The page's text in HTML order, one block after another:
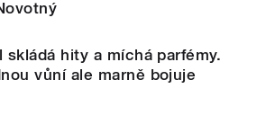
skládá hity a míchá parfémy.
vůní ale marně bojuje